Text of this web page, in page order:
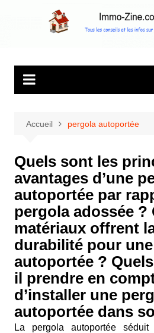
Tous les conseils et les infos sur
Accueil pergola autoportée
Quels sont les
avantages d’une
autoportée par
pergola adossée ?
matériaux offrent
durabilité pour
autoportée ?
il prendre en
d’installer une
autoportée dans
La pergola autoportée